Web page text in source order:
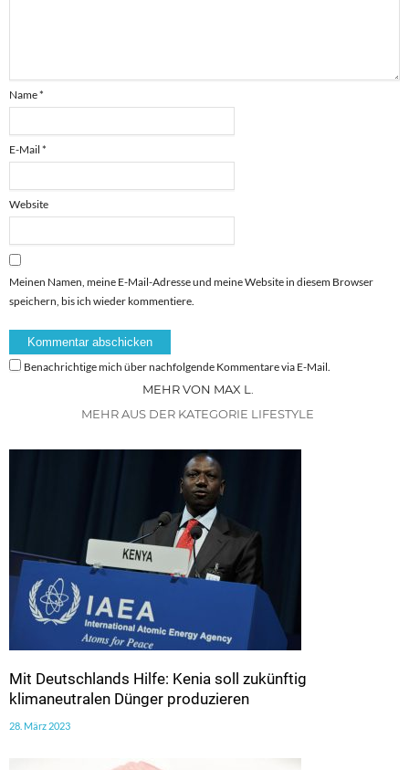
Name*
E-Mail *
Website
Meinen Namen, meine E-Mail-Adresse und meine Website in diesem Browser
speichern, bis ich wieder kommentiere.
Benachrichtige mich über nachfolgende Kommentare via E-Mail.
MEHR VON MAX L.
MEHR AUS DER KATEGORIE LIFESTYLE
Mit Deutschlands Hilfe: Kenia soll zukünftig
klimaneutralen Dünger produzieren
28. März 2023